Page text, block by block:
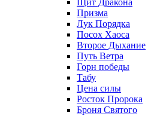
Щит Дракона
Призма
Лук Порядка
Посох Хаоса
Второе Дыхание
Путь Ветра
Горн победы
Табу
Цена силы
Росток Пророка
Броня Святого